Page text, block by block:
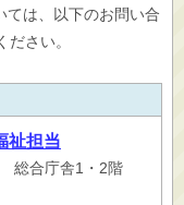
ては、以下のお問い合
さい。
祉担当
総合庁舎1・2階